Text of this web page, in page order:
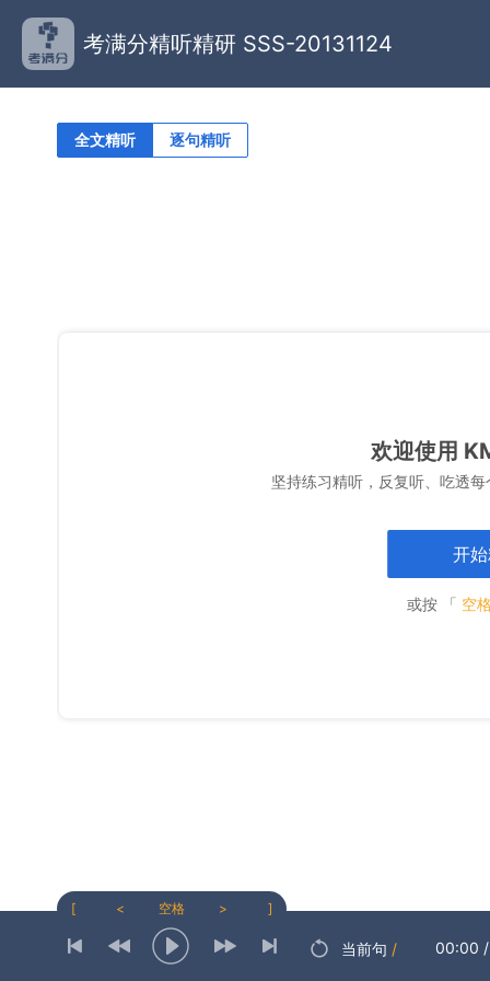
考满分精听精研 SSS-20131124
全文精听 逐句精听
欢迎使用
坚持练习精听，反复听、吃透
开
或按 「 空
[ < 空格 > ]
当前句 / 00:00 /